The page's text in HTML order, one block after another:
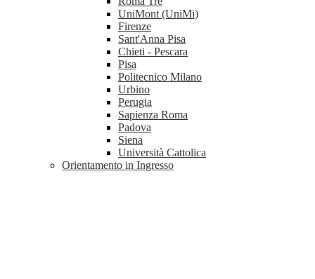
UniMont (UniMi)
Firenze
Sant'Anna Pisa
Chieti - Pescara
Pisa
Politecnico Milano
Urbino
Perugia
Sapienza Roma
Padova
Siena
Università Cattolica
Orientamento in Ingresso